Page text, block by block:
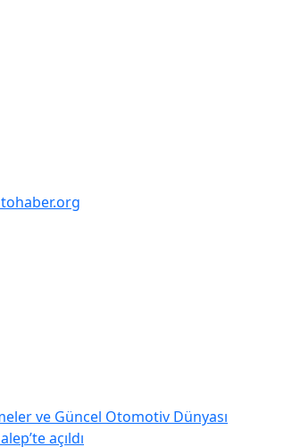
ve Güncel Otomotiv Dünyası
açıldı